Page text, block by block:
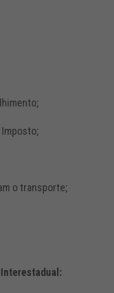
o transporte;